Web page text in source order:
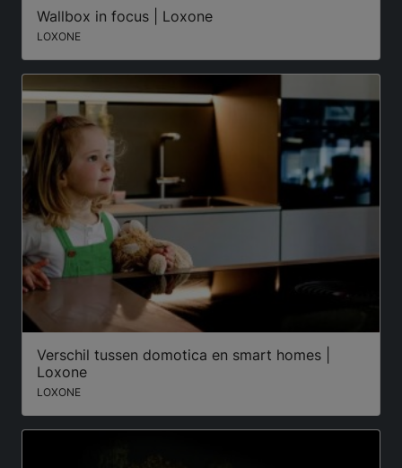
Wallbox in focus | Loxone
LOXONE
Verschil tussen domotica en smart homes |
Loxone
LOXONE